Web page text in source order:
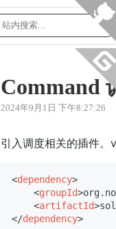
Command
2024年9月1日 下午8:27:26
引入调度相关的插件。
<dependency>
<groupId>
<artifactId>
</dependency>